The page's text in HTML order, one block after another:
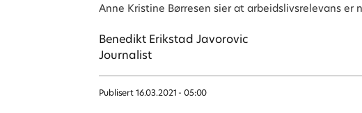
Anne Kristine Børresen sier at arbeidslivsrelevans
Benedikt Erikstad Javorovic
Journalist
Publisert 16.03.2021 - 05:00